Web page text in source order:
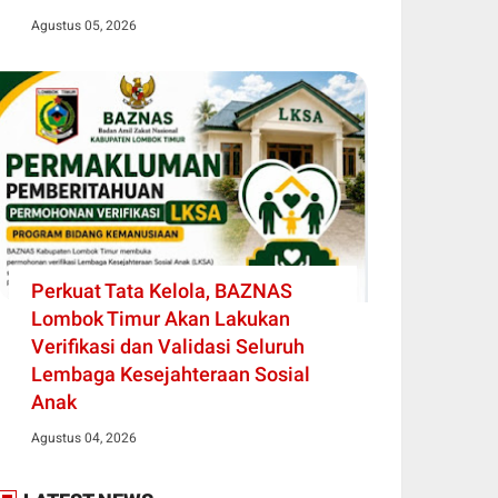
Agustus 05, 2026
Perkuat Tata Kelola, BAZNAS
Lombok Timur Akan Lakukan
Verifikasi dan Validasi Seluruh
Lembaga Kesejahteraan Sosial
Anak
Agustus 04, 2026